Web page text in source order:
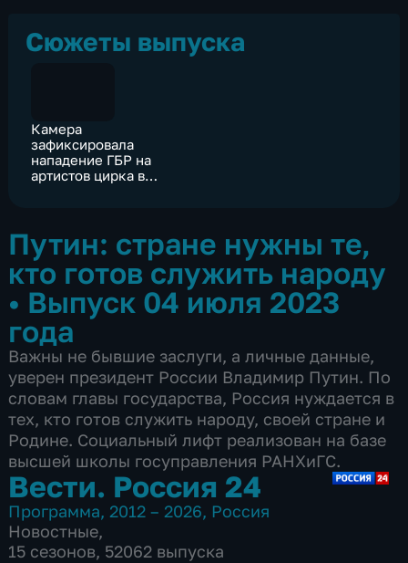
Сюжеты выпуска
Камера
зафиксировала
нападение ГБР на
артистов цирка в
Путин: стране нужны те,
кто готов служить народу
• Выпуск 04 июля 2023
года
Важны не бывшие заслуги, а личные данные,
уверен президент России Владимир Путин. По
словам главы государства, Россия нуждается в
тех, кто готов служить народу, своей стране и
Родине. Социальный лифт реализован на базе
высшей школы госуправления РАНХиГС.
Вести. Россия 24
Программа, 2012 – 2026, Россия
Новостные,
15 сезонов, 52062 выпуска